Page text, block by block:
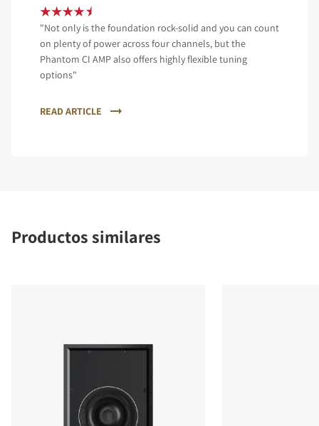
"Not only is the foundation rock-solid and you can count
on plenty of power across four channels, but the
Phantom CI AMP also offers highly flexible tuning
options"
READ ARTICLE
Productos similares